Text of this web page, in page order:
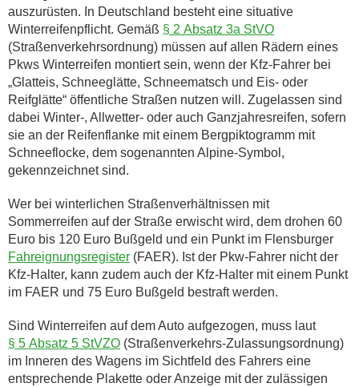
auszurüsten. In Deutschland besteht eine situative
Winterreifenpflicht. Gemäß § 2 Absatz 3a StVO
(Straßenverkehrsordnung) müssen auf allen Rädern eines
Pkws Winterreifen montiert sein, wenn der Kfz-Fahrer bei
„Glatteis, Schneeglätte, Schneematsch und Eis- oder
Reifglätte“ öffentliche Straßen nutzen will. Zugelassen sind
dabei Winter‑, Allwetter- oder auch Ganzjahresreifen, sofern
sie an der Reifenflanke mit einem Bergpiktogramm mit
Schneeflocke, dem sogenannten Alpine-Symbol,
gekennzeichnet sind.
Wer bei winterlichen Straßenverhältnissen mit
Sommerreifen auf der Straße erwischt wird, dem drohen 60
Euro bis 120 Euro Bußgeld und ein Punkt im Flensburger
Fahreignungsregister (FAER). Ist der Pkw-Fahrer nicht der
Kfz-Halter, kann zudem auch der Kfz-Halter mit einem Punkt
im FAER und 75 Euro Bußgeld bestraft werden.
Sind Winterreifen auf dem Auto aufgezogen, muss laut
§ 5 Absatz 5 StVZO (Straßenverkehrs-Zulassungsordnung)
im Inneren des Wagens im Sichtfeld des Fahrers eine
entsprechende Plakette oder Anzeige mit der zulässigen